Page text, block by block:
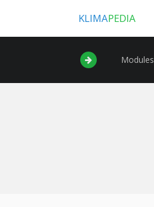
KLIMAPEDIA
Modules